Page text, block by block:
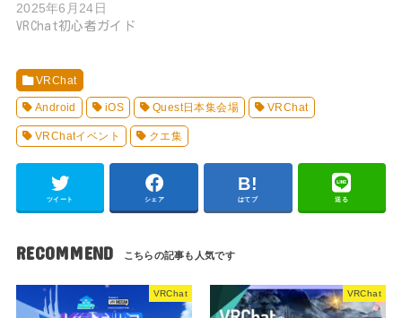
2025年6月24日
VRChat初心者ガイド
VRChat
Android iOS Quest日本集会場 VRChat
VRChatイベント クエ集
ツイート シェア はてブ 送る
RECOMMEND
VRChat VRChat